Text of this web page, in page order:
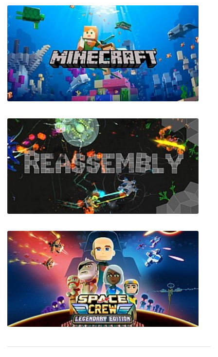
ASCIIDENT
Minecraft
Reassembly